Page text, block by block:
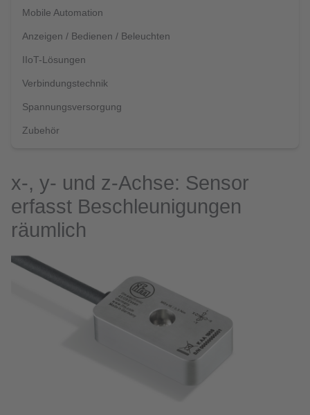
Mobile Automation
Anzeigen / Bedienen / Beleuchten
IIoT-Lösungen
Verbindungstechnik
Spannungsversorgung
Zubehör
x-, y- und z-Achse: Sensor
erfasst Beschleunigungen
räumlich